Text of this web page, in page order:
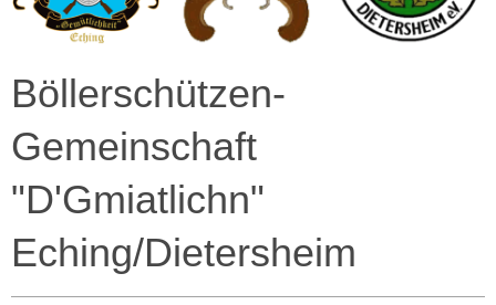
Böllerschützen-
Gemeinschaft
"D'Gmiatlichn"
Eching/Dietersheim